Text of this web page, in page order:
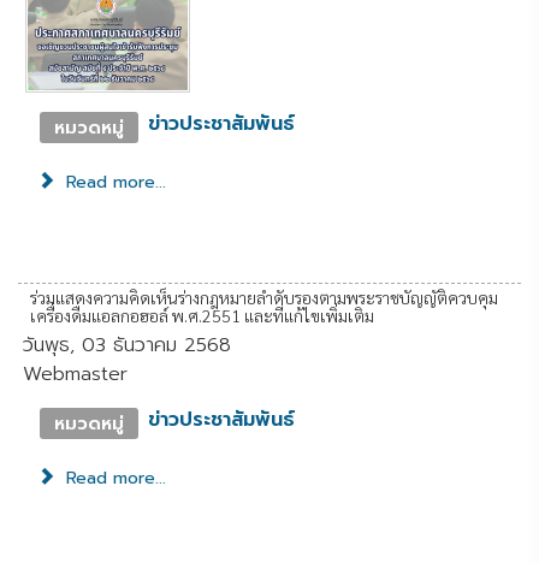
หมวดหมู่ ข่าวประชาสัมพันธ์
Read more...
ร่วมแสดงความคิดเห็นร่างกฎหมายลำดับรองตามพระราชบัญญัติควบคุม
เครื่องดืมแอลกอฮอล์ พ.ศ.2551 และที่แก้ไขเพิ่มเติม
วันพุธ, 03 ธันวาคม 2568
Webmaster
หมวดหมู่ ข่าวประชาสัมพันธ์
Read more...